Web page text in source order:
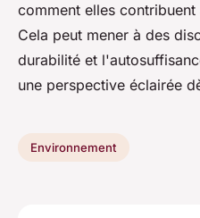
comment elles
Cela peut mener à des
durabilité et
une perspective éclairée
Environnement